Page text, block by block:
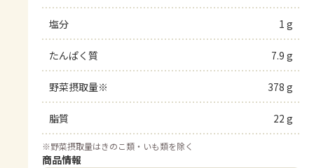
塩分 1 g
たんぱく質 7.9 g
野菜摂取量※ 378 g
脂質 22 g
※野菜摂取量はきのこ類・いも類を除く
商品情報